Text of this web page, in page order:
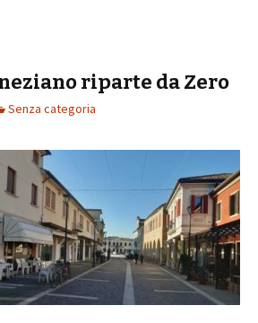
riparte da Zero
Senza categoria